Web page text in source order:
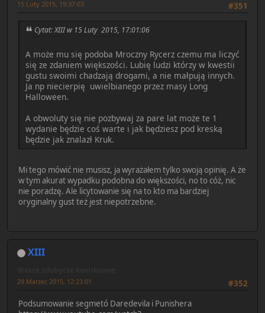
#351
15 Luty 2015, 19:37:03
Cytat: XIII w 15 Luty 2015, 17:01:06
A może mu się podoba Mroczny Rycerz czemu ma liczyć
się ze zdaniem większości. Lubię ludzi którzy w kwestii
gustu swoimi chadzają drogami, a nie małpują innych.
Ja np niecierpię uwielbianego przez masy Long
Halloween.
A obwoluty się nie pozbywaj za pare lat może te 1
wydanie będzie coś warte i jak będziesz pod kreską
będzie jak znalazł Kruk.
Mi tego mówić nie musisz, ja wyrażałem tylko swoją opinię. A że
w tym akurat wypadku podobna do większości, no to cóż, nic
nie poradzę. Ale licytowanie się na to kto ma bardziej
oryginalny gust też jest niepotrzebne.
XIII
#352
29 Marzec 2015, 12:23:01
Podsumowanie segmetó Daredevila i Punishera